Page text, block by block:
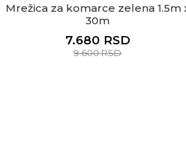
Mrežica za komarce zelena 1.5m
30m
7.680 RSD
9.600RSD